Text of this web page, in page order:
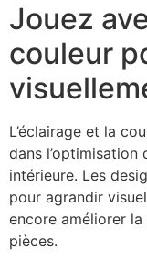
Jouez
couleur
L’éclairage et la
dans l’optimisation
intérieure. Les
pour agrandir
encore améliorer
pièces.